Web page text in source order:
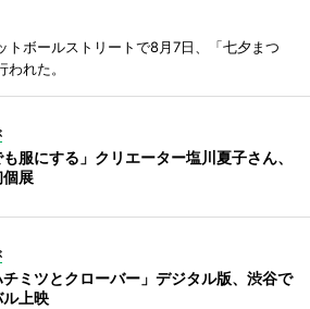
トボールストリートで8月7日、「七夕まつ
れた。
も服にする」クリエーター塩川夏子さん、
展
ミツとクローバー」デジタル版、渋谷で
ル上映